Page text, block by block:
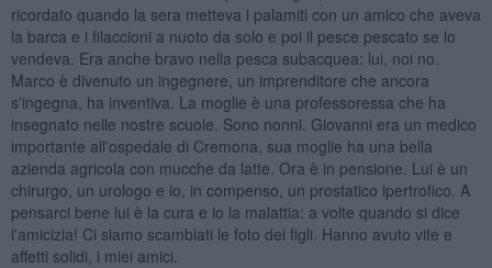
ricordato quando la sera metteva i palamiti con un amico che aveva
la barca e i filaccioni a nuoto da solo e poi il pesce pescato se lo
vendeva. Era anche bravo nella pesca subacquea: lui, noi no.
Marco è divenuto un ingegnere, un imprenditore che ancora
s'ingegna, ha inventiva. La moglie è una professoressa che ha
insegnato nelle nostre scuole. Sono nonni. Giovanni era un medico
importante all'ospedale di Cremona, sua moglie ha una bella
azienda agricola con mucche da latte. Ora è in pensione. Lui è un
chirurgo, un urologo e io, in compenso, un prostatico ipertrofico. A
pensarci bene lui è la cura e io la malattia: a volte quando si dice
l'amicizia! Ci siamo scambiati le foto dei figli. Hanno avuto vite e
affetti solidi, i miei amici.